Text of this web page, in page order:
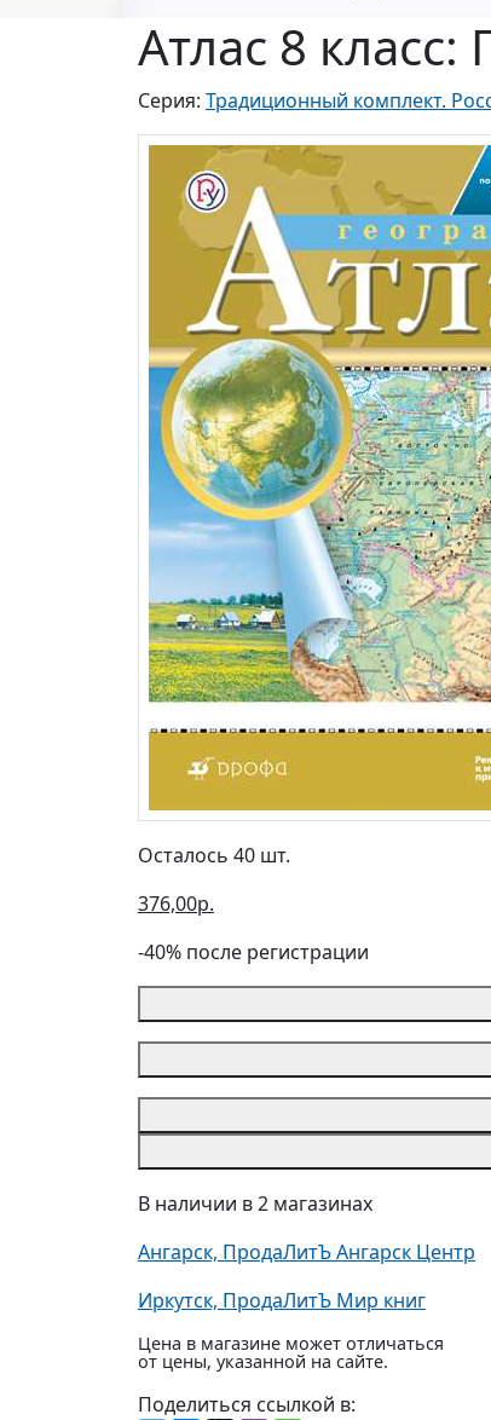
Атлас 8
Серия: Традиционный комплект.
Осталось 40 шт.
376,00р.
-40% после регистрации
В наличии в 2 магазинах
Ангарск, ПродаЛитЪ Ангарск Центр
Иркутск, ПродаЛитЪ Мир книг
Цена в магазине может отличаться
от цены, указанной на сайте.
Поделиться ссылкой в: